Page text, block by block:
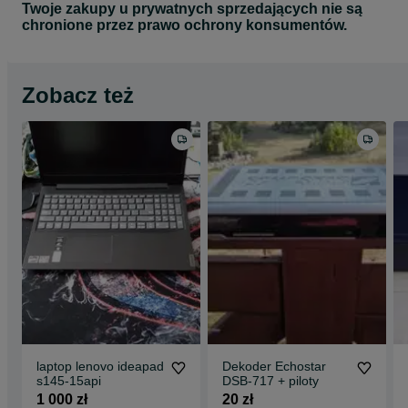
Twoje zakupy u prywatnych sprzedających nie są
chronione przez prawo ochrony konsumentów.
Zobacz też
laptop lenovo ideapad
s145-15api
1 000 zł
Dekoder Echostar
DSB-717 + piloty
20 zł